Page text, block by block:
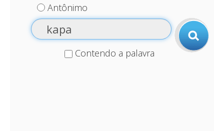
Antônimo
Contendo a palavra